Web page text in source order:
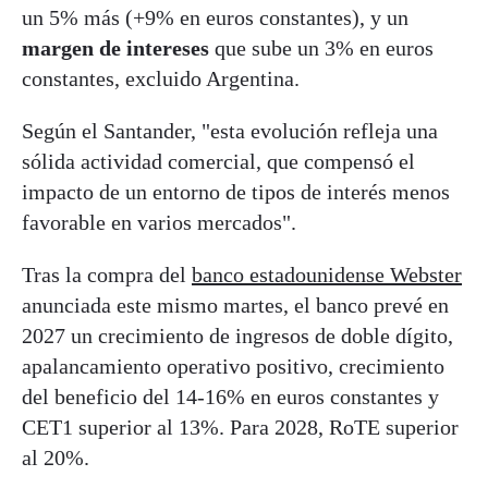
un 5% más (+9% en euros constantes), y un
margen de intereses que sube un 3% en euros
constantes, excluido Argentina.
Según el Santander, "esta evolución refleja una
sólida actividad comercial, que compensó el
impacto de un entorno de tipos de interés menos
favorable en varios mercados".
Tras la compra del banco estadounidense Webster
anunciada este mismo martes, el banco prevé en
2027 un crecimiento de ingresos de doble dígito,
apalancamiento operativo positivo, crecimiento
del beneficio del 14-16% en euros constantes y
CET1 superior al 13%. Para 2028, RoTE superior
al 20%.